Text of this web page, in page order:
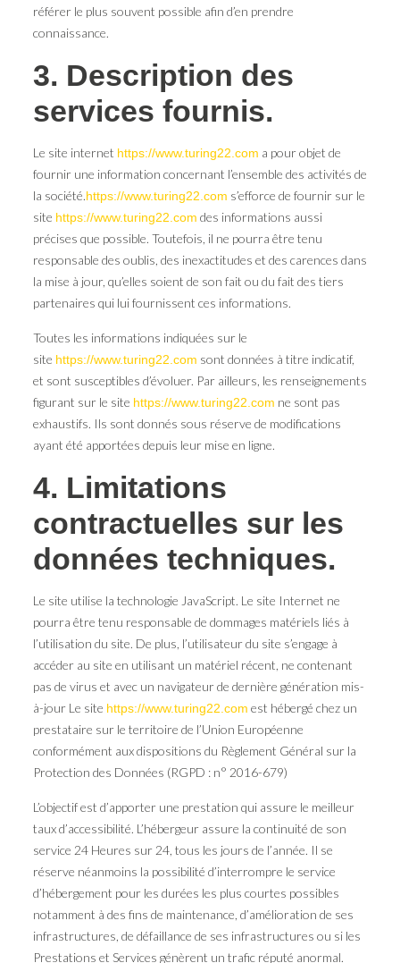
référer le plus souvent possible afin d’en prendre
connaissance.
3. Description des
services fournis.
Le site internet https://www.turing22.com a pour objet de
fournir une information concernant l’ensemble des activités de
la société.https://www.turing22.com s’efforce de fournir sur le
site https://www.turing22.com des informations aussi
précises que possible. Toutefois, il ne pourra être tenu
responsable des oublis, des inexactitudes et des carences dans
la mise à jour, qu’elles soient de son fait ou du fait des tiers
partenaires qui lui fournissent ces informations.
Toutes les informations indiquées sur le
site https://www.turing22.com sont données à titre indicatif,
et sont susceptibles d’évoluer. Par ailleurs, les renseignements
figurant sur le site https://www.turing22.com ne sont pas
exhaustifs. Ils sont donnés sous réserve de modifications
ayant été apportées depuis leur mise en ligne.
4. Limitations
contractuelles sur les
données techniques.
Le site utilise la technologie JavaScript. Le site Internet ne
pourra être tenu responsable de dommages matériels liés à
l’utilisation du site. De plus, l’utilisateur du site s’engage à
accéder au site en utilisant un matériel récent, ne contenant
pas de virus et avec un navigateur de dernière génération mis-
à-jour Le site https://www.turing22.com est hébergé chez un
prestataire sur le territoire de l’Union Européenne
conformément aux dispositions du Règlement Général sur la
Protection des Données (RGPD : n° 2016-679)
L’objectif est d’apporter une prestation qui assure le meilleur
taux d’accessibilité. L’hébergeur assure la continuité de son
service 24 Heures sur 24, tous les jours de l’année. Il se
réserve néanmoins la possibilité d’interrompre le service
d’hébergement pour les durées les plus courtes possibles
notamment à des fins de maintenance, d’amélioration de ses
infrastructures, de défaillance de ses infrastructures ou si les
Prestations et Services génèrent un trafic réputé anormal.